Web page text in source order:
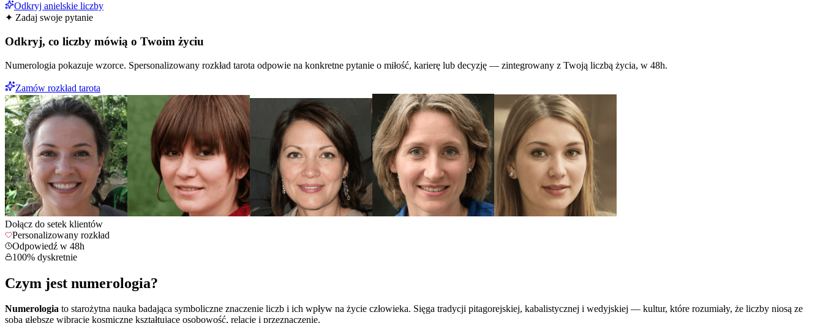
Odkryj anielskie liczby
✦ Zadaj swoje pytanie
Odkryj, co liczby mówią o Twoim życiu
Numerologia pokazuje wzorce. Spеrsonalizowany rozkład tarota odpowie na konkretne pytanie o miłość, karierę lub decyzję — zintegrowany z Twoją liczbą życia, w 48h.
Zamów rozkład tarota
Dołącz do setek klientów
Personalizowany rozkład
Odpowiedź w 48h
100% dyskretnie
Czym jest numerologia?
Numerologia to starożytna nauka badająca symboliczne znaczenie liczb i ich wpływ na życie człowieka. Sięga tradycji pitagorejskiej, kabalistycznej i wedyjskiej — kultur, które rozumiały, że liczby niosą ze
sobą głębsze wibracje kosmiczne kształtujące osobowość, relacje i przeznaczenie.